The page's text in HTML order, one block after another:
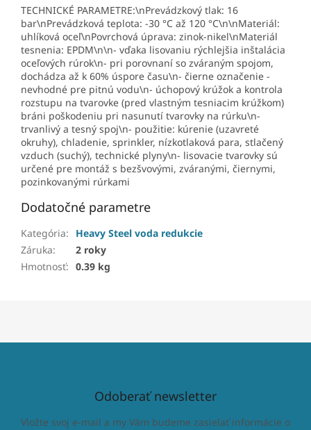
TECHNICKÉ PARAMETRE:\nPrevádzkový tlak: 16
bar\nPrevádzková teplota: -30 °C až 120 °C\n\nMateriál:
uhlíková oceľ\nPovrchová úprava: zinok-nikel\nMateriál
tesnenia: EPDM\n\n- vďaka lisovaniu rýchlejšia inštalácia
oceľových rúrok\n- pri porovnaní so zváraným spojom,
dochádza až k 60% úspore času\n- čierne označenie -
nevhodné pre pitnú vodu\n- úchopový krúžok a kontrola
rozstupu na tvarovke (pred vlastným tesniacim krúžkom)
bráni poškodeniu pri nasunutí tvarovky na rúrku\n-
trvanlivý a tesný spoj\n- použitie: kúrenie (uzavreté
okruhy), chladenie, sprinkler, nízkotlaková para, stlačený
vzduch (suchý), technické plyny\n- lisovacie tvarovky sú
určené pre montáž s bezšvovými, zváranými, čiernymi,
pozinkovanými rúrkami
Dodatočné parametre
Kategória:
Heavy Steel voda redukcie
Záruka:
2 roky
Hmotnosť: 0.39 kg
Odoberať newsletter
Vložte svoj e-mail a my Vám budeme zasielať informácie o